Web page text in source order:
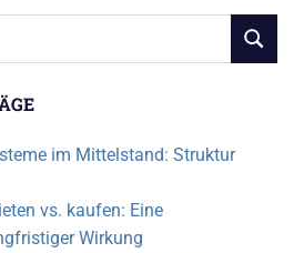
SUCHEN
im Mittelstand: Struktur
vs. kaufen: Eine
Wirkung